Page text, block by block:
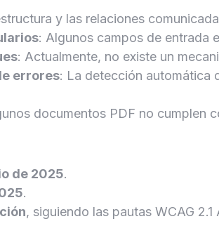
y las relaciones
: Algunos campos de entrada
: Actualmente, no existe un
errores: La detección automática
documentos PDF no cumplen
de 2025.
.
, siguiendo las pautas WCAG 2.1